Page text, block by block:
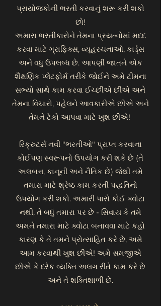
પ્રાયોજકોની ભરતી કરવાનું શરૂ કરી શકો
છો!
અમારા ભરતીકારોને તેમના પ્રયત્નોમાં મદદ
કરવા માટે ગ્રાફિક્સ, વ્યૂહરચનાઓ, કાર્ડ્સ
અને વધુ ઉપલબ્ધ છે. આપણી જાતને એક
શૈક્ષણિક પ્લેટફોર્મ તરીકે જોઈને અમે ટીમના
સભ્યો સાથે કામ કરવા ઈચ્છીએ છીએ અને
તેમના વિચારો, પહેલને આવકારીએ છીએ અને
તેમને ટેકો આપવા માટે ખુશ છીએ!
રિક્રુટર્સ નવી "ભરતીઓ" પ્રાપ્ત કરવાના
કોઈપણ સ્વરૂપનો ઉપયોગ કરી શકે છે (તે
અલબત્ત, કાનૂની અને નૈતિક છે) જેથી તમે
તમારા માટે શ્રેષ્ઠ કામ કરતી પદ્ધતિનો
ઉપયોગ કરી શકો. અમારી પાસે કોઈ ક્વોટા
નથી, તે બધું તમારા પર છે - સિવાય કે તમે
અમને તમારા માટે ક્વોટા બનાવવા માટે કહો
કારણ કે તે તમને પ્રોત્સાહિત કરે છે, અમે
આમ કરવાથી ખુશ છીએ! અમે સમજીએ
છીએ કે દરેક વ્યક્તિ અલગ રીતે કામ કરે છે
અને તે શક્તિશાળી છે.